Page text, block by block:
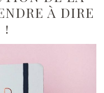
À DIRE
!